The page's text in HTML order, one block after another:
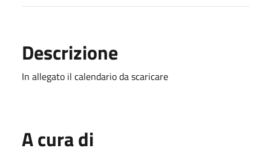
Descrizione
In allegato il calendario da scaricare
A cura di